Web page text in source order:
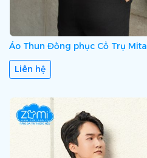
Áo Thun Đồng phục Cổ Trụ Mita
Liên hệ